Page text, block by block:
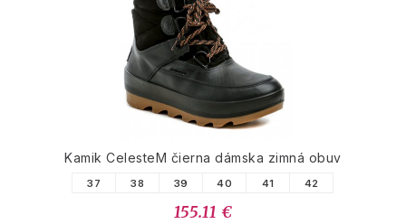
Kamik CelesteM čierna dámska zimná obuv
37 38 39 40 41 42
155.11 €